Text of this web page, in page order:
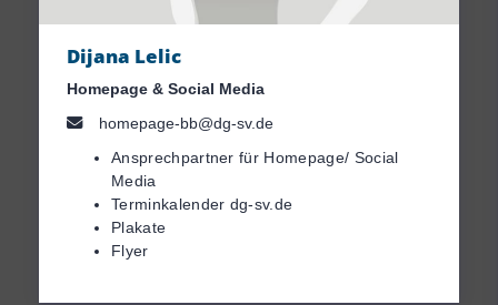
Dijana Lelic
Homepage & Social Media
homepage-bb@dg-sv.de
Ansprechpartner für Homepage/ Social
Media
Terminkalender dg-sv.de
Plakate
Flyer